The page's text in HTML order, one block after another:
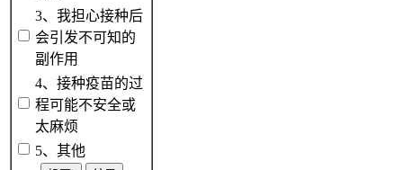
3、我担心接种后
会引发不可知的
副作用
4、接种疫苗的过
程可能不安全或
太麻烦
5、其他